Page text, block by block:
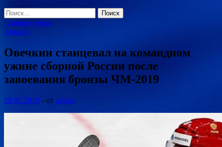
Найти:
Главное меню
Хоккей
Овечкин станцевал на командном
ужине сборной России после
завоевания бронзы ЧМ-2019
28.05.2019 - от admin